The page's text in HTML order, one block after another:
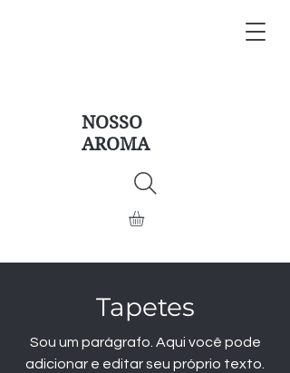
NOSSO
AROMA
Tapetes
Sou um parágrafo. Aqui você pode
adicionar e editar seu próprio texto.